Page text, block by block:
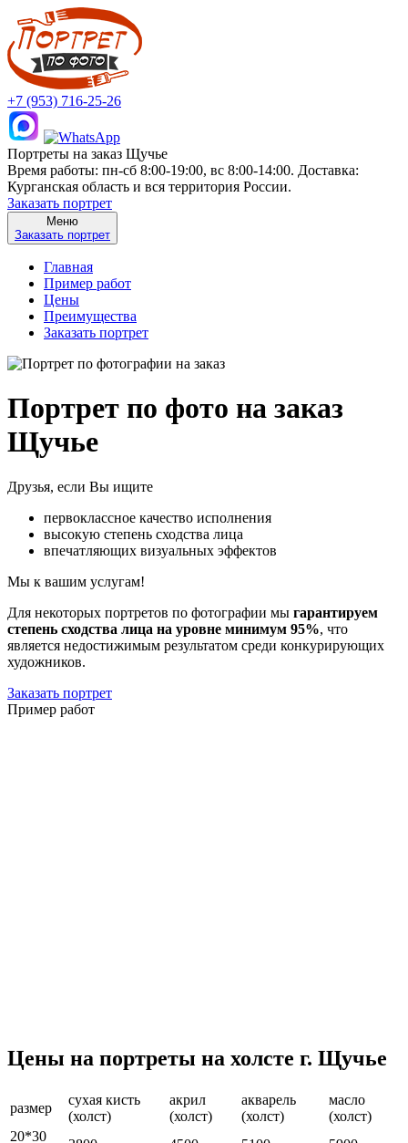
+7 (953) 716-25-26
Портреты на заказ Щучье
Время работы: пн-сб 8:00-19:00, вс 8:00-14:00. Доставка:
Курганская область и вся территория России.
Заказать портрет
Меню
Заказать портрет
Главная
Пример работ
Цены
Преимущества
Заказать портрет
Портрет по фото на заказ
Щучье
Друзья, если Вы ищите
первоклассное качество исполнения
высокую степень сходства лица
впечатляющих визуальных эффектов
Мы к вашим услугам!
Для некоторых портретов по фотографии мы гарантируем
степень сходства лица на уровне минимум 95%, что
является недостижимым результатом среди конкурирующих
художников.
Заказать портрет
Пример работ
Цены на портреты на холсте г. Щучье
размер
сухая кисть
(холст)
акрил
(холст)
акварель
(холст)
масло
(холст)
20*30